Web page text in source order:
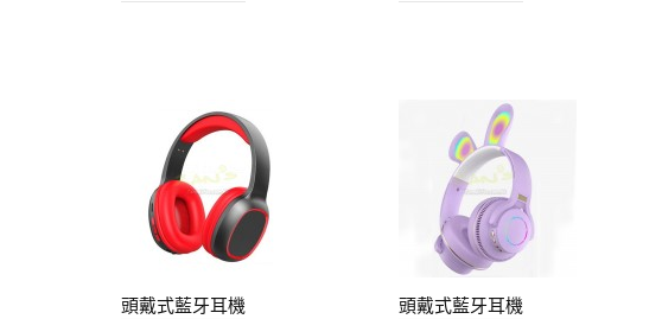
頭戴式藍牙耳機 頭戴式藍牙耳機